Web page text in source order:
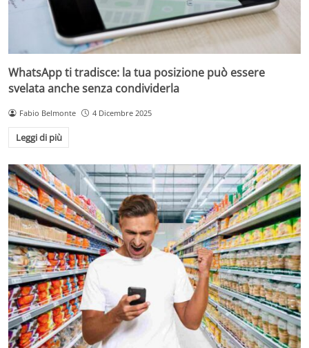
WhatsApp ti tradisce: la tua posizione può essere
svelata anche senza condividerla
Fabio Belmonte 4 Dicembre 2025
Leggi di più